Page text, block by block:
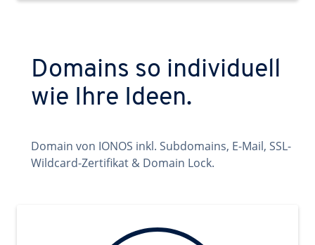
Domains so individuell
wie Ihre Ideen.
Domain von IONOS inkl. Subdomains, E-Mail, SSL-
Wildcard-Zertifikat & Domain Lock.